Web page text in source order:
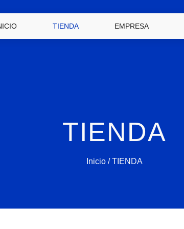
TIENDA EMPRESA
TIENDA
Inicio / TIENDA